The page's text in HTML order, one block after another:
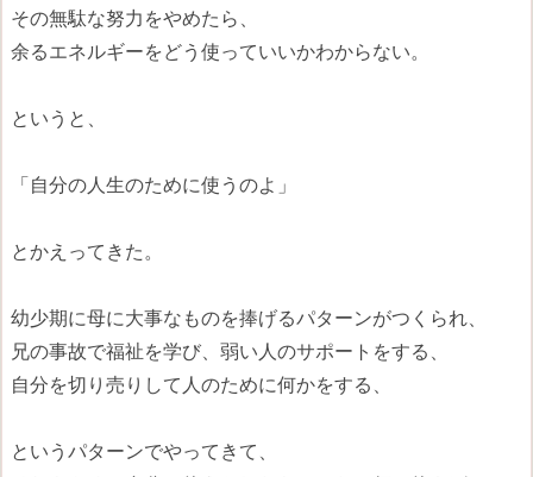
その無駄な努力をやめたら、
余るエネルギーをどう使っていいかわからない。
というと、
「自分の人生のために使うのよ」
とかえってきた。
幼少期に母に大事なものを捧げるパターンがつくられ、
兄の事故で福祉を学び、弱い人のサポートをする、
自分を切り売りして人のために何かをする、
というパターンでやってきて、